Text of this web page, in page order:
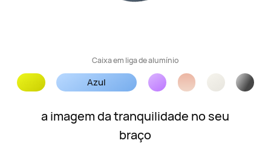
Caixa em liga de alumínio
Azul
a imagem da tranquilidade no seu
braço